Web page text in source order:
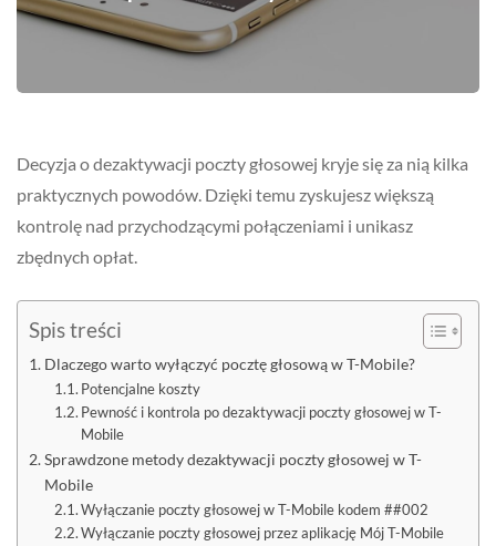
Decyzja o dezaktywacji poczty głosowej kryje się za nią kilka
praktycznych powodów. Dzięki temu zyskujesz większą
kontrolę nad przychodzącymi połączeniami i unikasz
zbędnych opłat.
Spis treści
Dlaczego warto wyłączyć pocztę głosową w T-Mobile?
Potencjalne koszty
Pewność i kontrola po dezaktywacji poczty głosowej w T-
Mobile
Sprawdzone metody dezaktywacji poczty głosowej w T-
Mobile
Wyłączanie poczty głosowej w T-Mobile kodem ##002
Wyłączanie poczty głosowej przez aplikację Mój T-Mobile